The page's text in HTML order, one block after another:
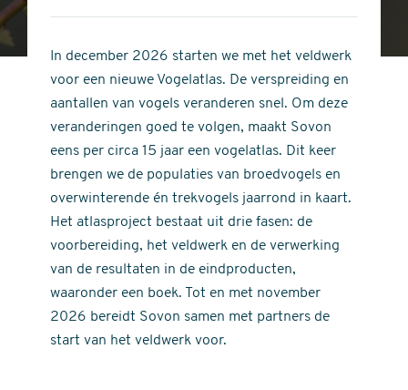
stars
of
stars
In december 2026 starten we met het veldwerk
voor een nieuwe Vogelatlas. De verspreiding en
aantallen van vogels veranderen snel. Om deze
veranderingen goed te volgen, maakt Sovon
eens per circa 15 jaar een vogelatlas. Dit keer
brengen we de populaties van broedvogels en
overwinterende én trekvogels jaarrond in kaart.
Het atlasproject bestaat uit drie fasen: de
voorbereiding, het veldwerk en de verwerking
van de resultaten in de eindproducten,
waaronder een boek. Tot en met november
2026 bereidt Sovon samen met partners de
start van het veldwerk voor.